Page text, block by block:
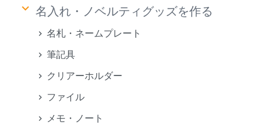
keyboard_arrow_down 名入れ・ノベルティグッズを作る
名札・ネームプレート
筆記具
クリアーホルダー
ファイル
メモ・ノート